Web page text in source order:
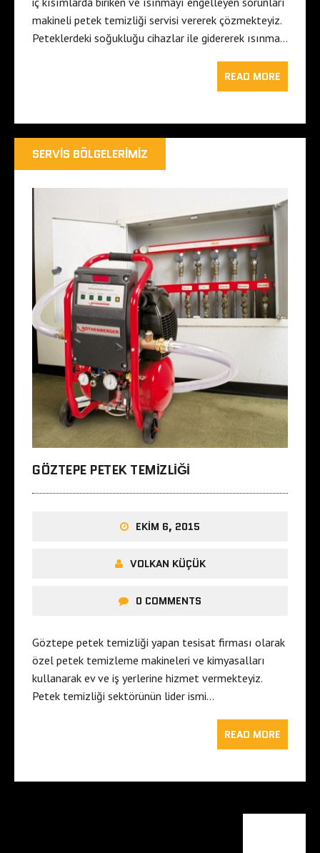
makineli petek temizliği servisi vererek çözmekteyiz.
Peteklerdeki soğukluğu cihazlar ile gidererek ısınma…
READ MORE
SERVIS BÖLGELERIMIZ
GÖZTEPE PETEK TEMIZLIĞI
EKIM 6, 2015
VOLKAN KÜÇÜK
0 COMMENTS
Göztepe petek temizliği yapan tesisat firması olarak
özel petek temizleme makineleri ve kimyasalları
kullanarak ev ve iş yerlerine hizmet vermekteyiz.
Petek temizliği sektörünün lider ismi…
READ MORE